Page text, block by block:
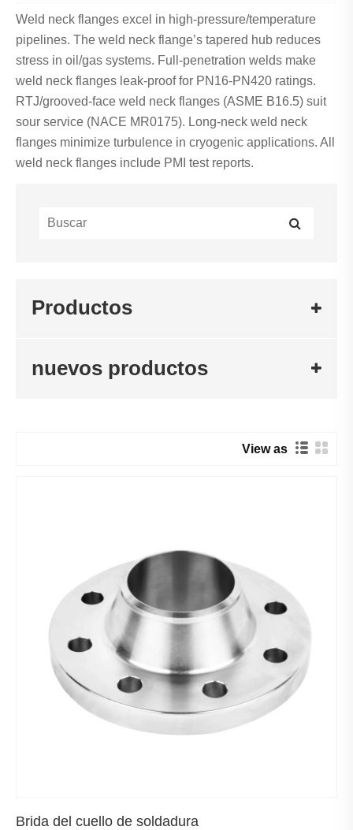
Weld neck flanges excel in high-pressure/temperature
pipelines. The weld neck flange’s tapered hub reduces
stress in oil/gas systems. Full-penetration welds make
weld neck flanges leak-proof for PN16-PN420 ratings.
RTJ/grooved-face weld neck flanges (ASME B16.5) suit
sour service (NACE MR0175). Long-neck weld neck
flanges minimize turbulence in cryogenic applications. All
weld neck flanges include PMI test reports.
Productos
nuevos productos
View as
Brida del cuello de soldadura